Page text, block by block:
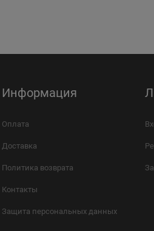
Информация
Оплата
Доставка
Политика возврата
Контакты
Защита персональных данных